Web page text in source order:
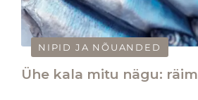
NIPID JA NÕUANDED
Ühe kala mitu nägu: räim